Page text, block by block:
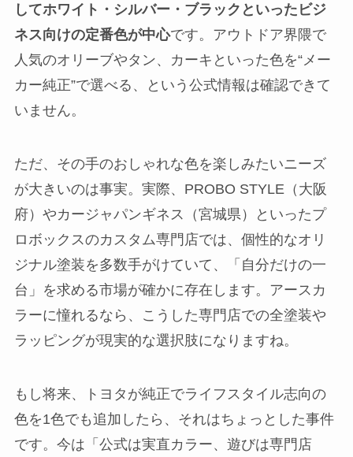
してホワイト・シルバー・ブラックといったビジ
ネス向けの定番色が中心です。アウトドア界隈で
人気のオリーブやタン、カーキといった色を“メー
カー純正”で選べる、という公式情報は確認できて
いません。
ただ、その手のおしゃれな色を楽しみたいニーズ
が大きいのは事実。実際、PROBO STYLE（大阪
府）やカージャパンギネス（宮城県）といったプ
ロボックスのカスタム専門店では、個性的なオリ
ジナル塗装を多数手がけていて、「自分だけの一
台」を求める市場が確かに存在します。アースカ
ラーに憧れるなら、こうした専門店での全塗装や
ラッピングが現実的な選択肢になりますね。
もし将来、トヨタが純正でライフスタイル志向の
色を1色でも追加したら、それはちょっとした事件
です。今は「公式は実直カラー、遊びは専門店